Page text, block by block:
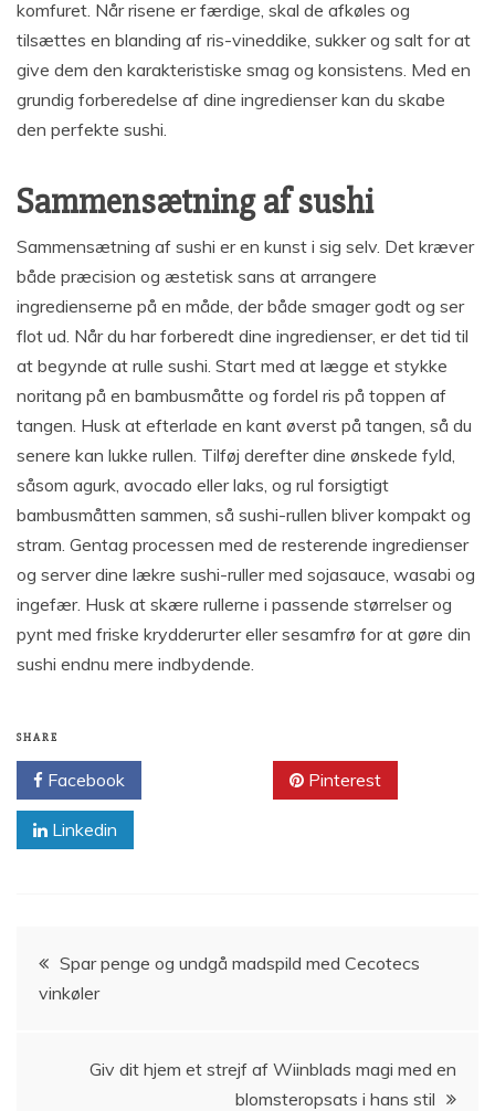
komfuret. Når risene er færdige, skal de afkøles og
tilsættes en blanding af ris-vineddike, sukker og salt for at
give dem den karakteristiske smag og konsistens. Med en
grundig forberedelse af dine ingredienser kan du skabe
den perfekte sushi.
Sammensætning af sushi
Sammensætning af sushi er en kunst i sig selv. Det kræver
både præcision og æstetisk sans at arrangere
ingredienserne på en måde, der både smager godt og ser
flot ud. Når du har forberedt dine ingredienser, er det tid til
at begynde at rulle sushi. Start med at lægge et stykke
noritang på en bambusmåtte og fordel ris på toppen af
tangen. Husk at efterlade en kant øverst på tangen, så du
senere kan lukke rullen. Tilføj derefter dine ønskede fyld,
såsom agurk, avocado eller laks, og rul forsigtigt
bambusmåtten sammen, så sushi-rullen bliver kompakt og
stram. Gentag processen med de resterende ingredienser
og server dine lækre sushi-ruller med sojasauce, wasabi og
ingefær. Husk at skære rullerne i passende størrelser og
pynt med friske krydderurter eller sesamfrø for at gøre din
sushi endnu mere indbydende.
SHARE
Facebook Pinterest
Linkedin
Indlægsnavigation
Spar penge og undgå madspild med Cecotecs
vinkøler
Giv dit hjem et strejf af Wiinblads magi med en
blomsteropsats i hans stil